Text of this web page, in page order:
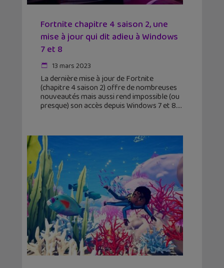
Fortnite chapitre 4 saison 2, une
mise à jour qui dit adieu à Windows
7 et 8
13 mars 2023
La dernière mise à jour de Fortnite
(chapitre 4 saison 2) offre de nombreuses
nouveautés mais aussi rend impossible (ou
presque) son accès depuis Windows 7 et 8.